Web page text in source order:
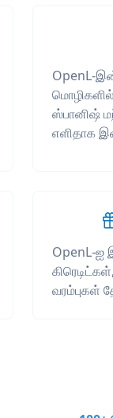
OpenL-
ஸ்பானிஷ்
எளிதாக
OpenL-ஐ
வரம்புகள்